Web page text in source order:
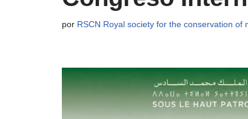
por RSCN Royal society for the conservation of